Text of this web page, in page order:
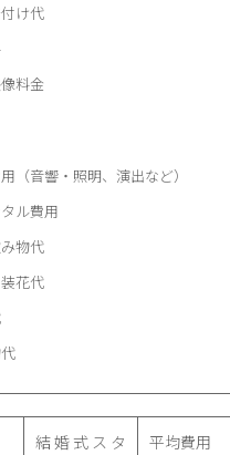
け代
料金
（音響・照明、演出など）
ル費用
物代
花代
結婚式スタ
平均費用